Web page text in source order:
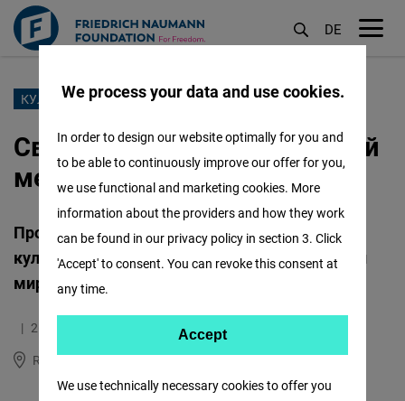
Перейти
основному
содержанию
DE
КУЛЬТУРА
Свобода: культура как новый
мессенджер
Проект посвященный исследованию
культурного предпринимательства в России и
мире
26.04.2021
0.4 Минуты
Russia and Central Asia
English
We process your data and use cookies.
We use technically necessary cookies to offer you
In order to design our website optimally for you and
to be able to continuously improve our offer for you,
we use functional and marketing cookies. More
information about the providers and how they work
can be found in our privacy policy in section 3. Click
'Accept' to consent. You can revoke this consent at
any time.
Accept